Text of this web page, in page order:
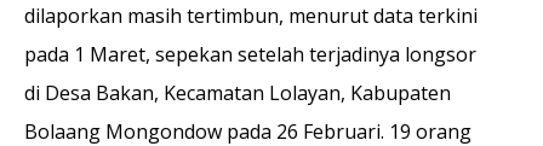
dilaporkan masih tertimbun, menurut data terkini
pada 1 Maret, sepekan setelah terjadinya longsor
di Desa Bakan, Kecamatan Lolayan, Kabupaten
Bolaang Mongondow pada 26 Februari. 19 orang